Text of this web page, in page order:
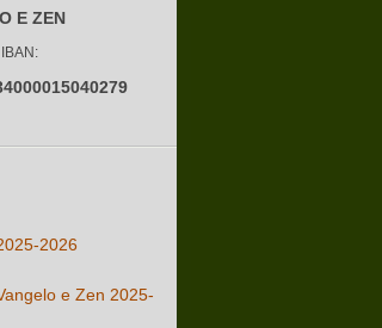
E ZEN
2026
e Zen 2025-